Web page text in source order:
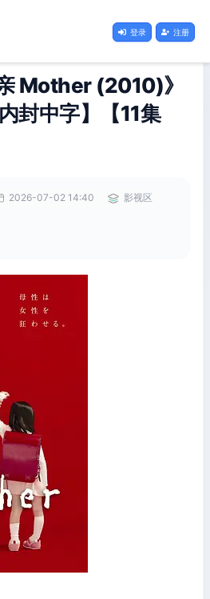
登录 注册
Mother (2010)》
封中字】【11集
2026-07-02 14:40
影视区